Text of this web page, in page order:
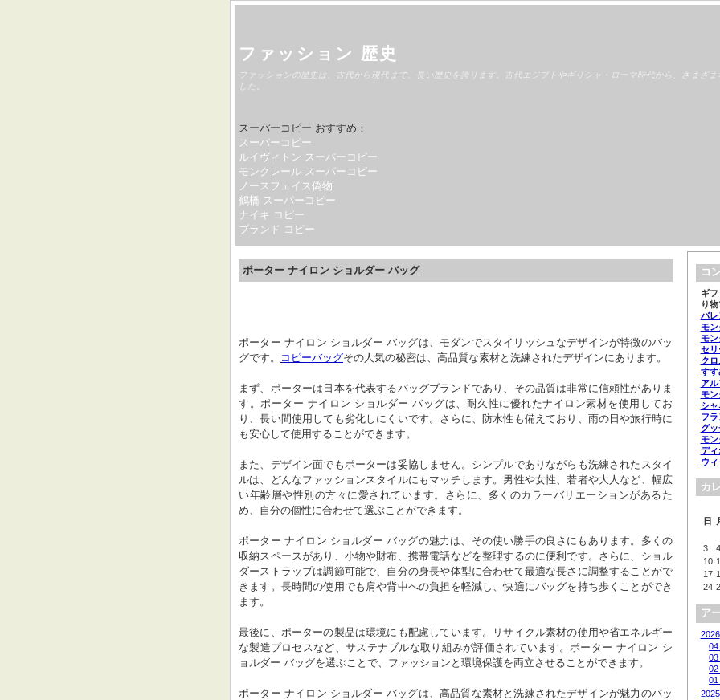
ファッション 歴史
ファッションの歴史は、古代から現代まで、長い歴史を誇ります。古代エジプトやギリシャ・ローマ時代から、さまざ
した。
スーパーコピー おすすめ：
スーパーコピー
ルイヴィトン スーパーコピー
モンクレール スーパーコピー
ノースフェイス偽物
鶴橋 スーパーコピー
ナイキ コピー
ブランド コピー
ポーター ナイロン ショルダー バッグ
ポーター ナイロン ショルダー バッグは、モダンでスタイリッシュなデザインが特徴のバッ
グです。
コピーバッグその人気の秘密は、高品質な素材と洗練されたデザインにあります。
まず、ポーターは日本を代表するバッグブランドであり、その品質は非常に信頼性がありま
す。ポーター ナイロン ショルダー バッグは、耐久性に優れたナイロン素材を使用してお
り、長い間使用しても劣化しにくいです。さらに、防水性も備えており、雨の日や旅行時に
も安心して使用することができます。
また、デザイン面でもポーターは妥協しません。シンプルでありながらも洗練されたスタイ
ルは、どんなファッションスタイルにもマッチします。男性や女性、若者や大人など、幅広
い年齢層や性別の方々に愛されています。さらに、多くのカラーバリエーションがあるた
め、自分の個性に合わせて選ぶことができます。
ポーター ナイロン ショルダー バッグの魅力は、その使い勝手の良さにもあります。多くの
収納スペースがあり、小物や財布、携帯電話などを整理するのに便利です。さらに、ショル
ダーストラップは調節可能で、自分の身長や体型に合わせて最適な長さに調整することがで
きます。長時間の使用でも肩や背中への負担を軽減し、快適にバッグを持ち歩くことができ
ます。
最後に、ポーターの製品は環境にも配慮しています。リサイクル素材の使用や省エネルギー
な製造プロセスなど、サステナブルな取り組みが評価されています。ポーター ナイロン シ
ョルダー バッグを選ぶことで、ファッションと環境保護を両立させることができます。
ポーター ナイロン ショルダー バッグは、高品質な素材と洗練されたデザインが魅力のバッ
コ
ギ
り
バレ
モン
モン
セリ
ク
すす
ア
モン
シ
フ
グ
モン
ディ
ウ
カ
日
3
4
10
17
24
ア
2026
04
03
02
01
2025